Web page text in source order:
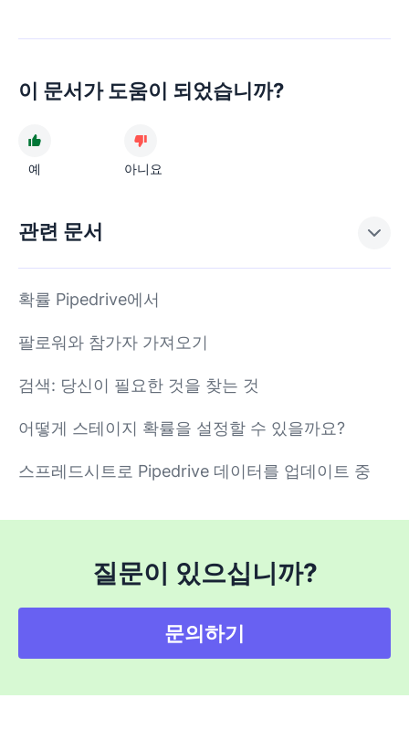
이 문서가 도움이 되었습니까?
예 아니요
관련 문서
확률 Pipedrive에서
팔로워와 참가자 가져오기
검색: 당신이 필요한 것을 찾는 것
어떻게 스테이지 확률을 설정할 수 있을까요?
스프레드시트로 Pipedrive 데이터를 업데이트 중
질문이 있으십니까?
문의하기